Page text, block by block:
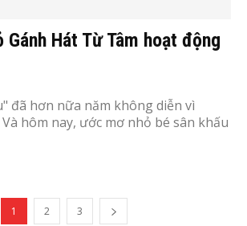
Gánh Hát Từ Tâm hoạt động
đã hơn nữa năm không diễn vì
hôm nay, ước mơ nhỏ bé sân khấu
1 2 3